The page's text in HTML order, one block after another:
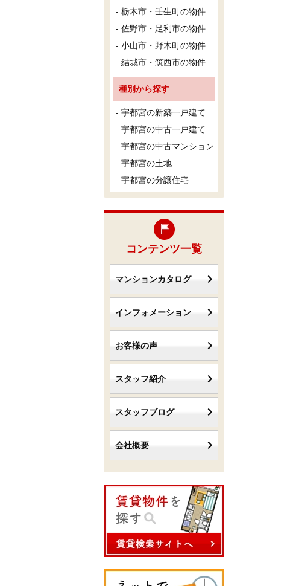
栃木市・壬生町の物件
佐野市・足利市の物件
小山市・野木町の物件
結城市・筑西市の物件
種別から探す
宇都宮の新築一戸建て
宇都宮の中古一戸建て
宇都宮の中古マンション
宇都宮の土地
宇都宮の分譲住宅
コンテンツ一覧
マンションカタログ
インフォメーション
お客様の声
スタッフ紹介
スタッフブログ
会社概要